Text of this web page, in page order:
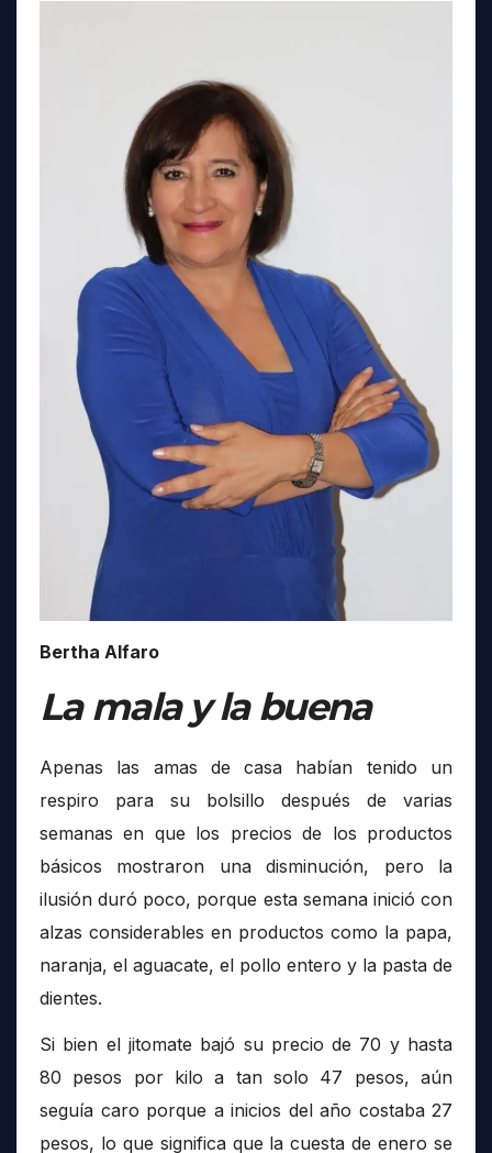
Bertha Alfaro
La mala y la buena
Apenas las amas de casa habían tenido un
respiro para su bolsillo después de varias
semanas en que los precios de los productos
básicos mostraron una disminución, pero la
ilusión duró poco, porque esta semana inició con
alzas considerables en productos como la papa,
naranja, el aguacate, el pollo entero y la pasta de
dientes.
Si bien el jitomate bajó su precio de 70 y hasta
80 pesos por kilo a tan solo 47 pesos, aún
seguía caro porque a inicios del año costaba 27
pesos, lo que significa que la cuesta de enero se